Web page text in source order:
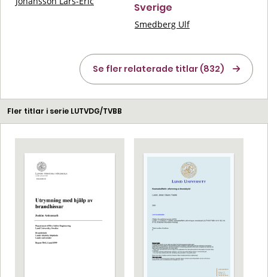
Sverige
Smedberg Ulf
Se fler relaterade titlar (832)
Fler titlar i serie LUTVDG/TVBB